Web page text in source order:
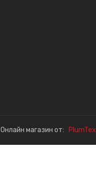
Онлайн магазин от: